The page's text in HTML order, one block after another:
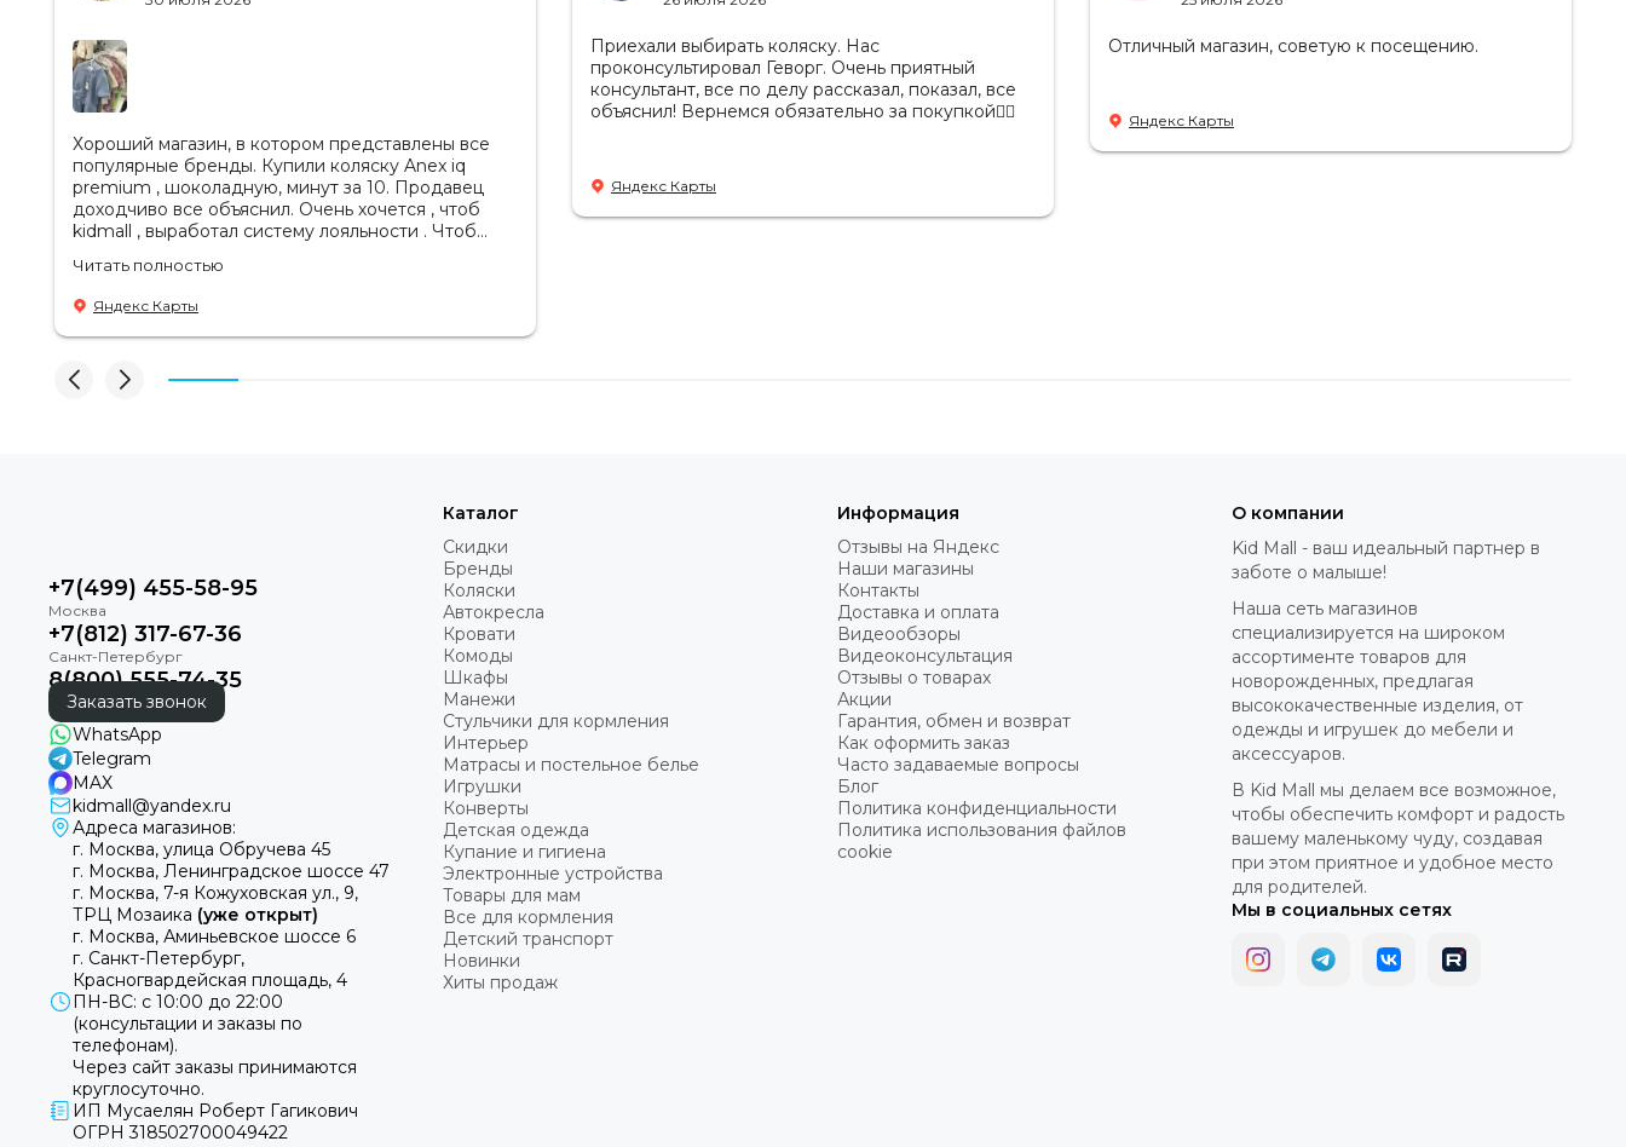
Хороший магазин, в котором представлены все
популярные бренды. Купили коляску Anex iq
premium , шоколадную, минут за 10. Продавец
доходчиво все объяснил. Очень хочется , чтоб
kidmall , выработал систему лояльности . Чтоб
Читать полностью
Яндекс Карты
Приехали выбирать коляску. Нас
проконсультировал Геворг. Очень приятный
консультант, все по делу рассказал, показал, все
объяснил! Вернемся обязательно за покупкой👌🏻
Яндекс Карты
Отличный магазин, советую к посещению.
Яндекс Карты
+7(499) 455-58-95
+7(812) 317-67-36
8(800) 555-74-35
Заказать звонок
WhatsApp
Telegram
MAX
kidmall@yandex.ru
Адреса магазинов:
г. Москва, улица Обручева 45
г. Москва, Ленинградское шоссе 47
г. Москва, 7-я Кожуховская ул., 9,
ТРЦ Мозаика (уже открыт)
г. Москва, Аминьевское шоссе 6
г. Санкт-Петербург,
Красногвардейская площадь, 4
ПН-ВС: с 10:00 до 22:00
(консультации и заказы по
телефонам).
Через сайт заказы принимаются
круглосуточно.
ИП Мусаелян Роберт Гагикович
ОГРН 318502700049422
Каталог
Скидки
Бренды
Коляски
Автокресла
Кровати
Комоды
Шкафы
Манежи
Стульчики для кормления
Интерьер
Матрасы и постельное белье
Игрушки
Конверты
Детская одежда
Купание и гигиена
Электронные устройства
Товары для мам
Все для кормления
Детский транспорт
Новинки
Хиты продаж
Информация
Отзывы на Яндекс
Наши магазины
Контакты
Доставка и оплата
Видеообзоры
Видеоконсультация
Отзывы о товарах
Акции
Гарантия, обмен и возврат
Как оформить заказ
Часто задаваемые вопросы
Блог
Политика конфиденциальности
Политика использования файлов
cookie
О компании
Kid Mall - ваш идеальный партнер в
заботе о малыше!
Наша сеть магазинов
специализируется на широком
ассортименте товаров для
новорожденных, предлагая
высококачественные изделия, от
одежды и игрушек до мебели и
аксессуаров.
В Kid Mall мы делаем все возможное,
чтобы обеспечить комфорт и радость
вашему маленькому чуду, создавая
при этом приятное и удобное место
для родителей.
Мы в социальных сетях